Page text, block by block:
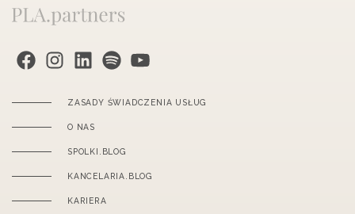
PLA.partners na Facebook
Instagram
PLA.partners na LinkedIn
PLA.partners na Spotify
ZASADY ŚWIADCZENIA USŁUG
O NAS
SPOLKI.BLOG
KANCELARIA.BLOG
KARIERA